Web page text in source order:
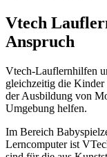
Vtech
Anspruch
Vtech-Lauflernhilfen
gleichzeitig die Kinder
der Ausbildung von
Umgebung helfen.
Im Bereich
Lerncomputer ist